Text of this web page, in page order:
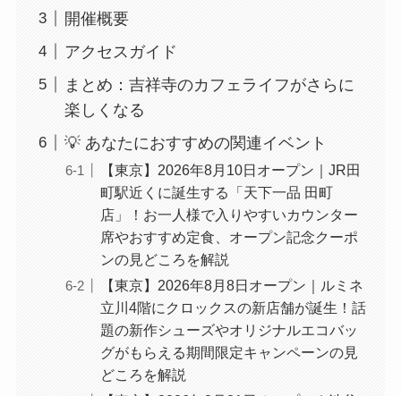
開催概要
アクセスガイド
まとめ：吉祥寺のカフェライフがさらに
楽しくなる
💡 あなたにおすすめの関連イベント
【東京】2026年8月10日オープン｜JR田
町駅近くに誕生する「天下一品 田町
店」！お一人様で入りやすいカウンター
席やおすすめ定食、オープン記念クーポ
ンの見どころを解説
【東京】2026年8月8日オープン｜ルミネ
立川4階にクロックスの新店舗が誕生！話
題の新作シューズやオリジナルエコバッ
グがもらえる期間限定キャンペーンの見
どころを解説